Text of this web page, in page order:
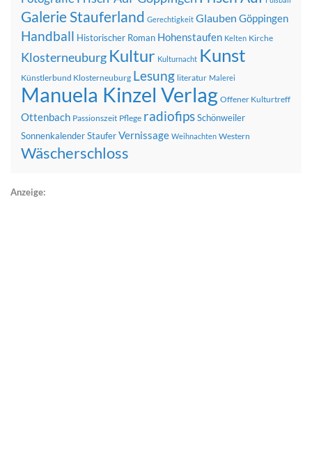
Galerie Stauferland Gerechtigkeit Glauben Göppingen
Handball Historischer Roman Hohenstaufen Kelten Kirche
Klosterneuburg Kultur Kulturnacht Kunst
Künstlerbund Klosterneuburg Lesung literatur Malerei
Manuela Kinzel Verlag Offener Kulturtreff
Ottenbach Passionszeit Pflege radiofipsSchönweiler
SonnenkalenderStauferVernissage Weihnachten Western
Wäscherschloss
Anzeige: